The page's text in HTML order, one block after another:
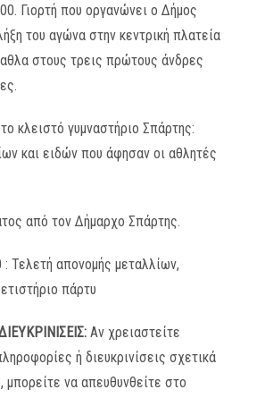
Γιορτή που οργανώνει ο Δήμος
του αγώνα στην κεντρική πλατεία
στους τρεις πρώτους άνδρες
κλειστό γυμναστήριο Σπάρτης:
και ειδών που άφησαν οι αθλητές
από τον Δήμαρχο Σπάρτης.
: Τελετή απονομής μεταλλίων,
πάρτυ
Αν χρειαστείτε
ή διευκρινίσεις σχετικά
να απευθυνθείτε στο